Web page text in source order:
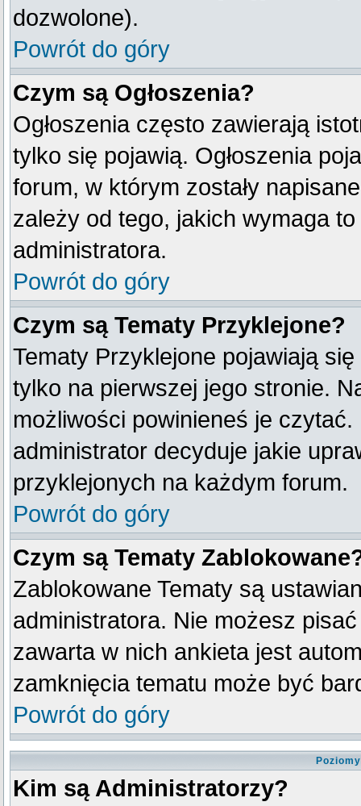
dozwolone).
Powrót do góry
Czym są Ogłoszenia?
Ogłoszenia często zawierają
tylko się pojawią. Ogłoszenia
forum, w którym zostały
zależy od tego, jakich wymaga
administratora.
Powrót do góry
Czym są Tematy Przyklejone?
Tematy Przyklejone pojawiają
tylko na pierwszej jego stronie.
możliwości powinieneś je czytać.
administrator decyduje jakie
przyklejonych na każdym forum.
Powrót do góry
Czym są Tematy
Zablokowane Tematy są
administratora. Nie możesz
zawarta w nich ankieta jest
zamknięcia tematu może być
Powrót do góry
Kim są Administratorzy?